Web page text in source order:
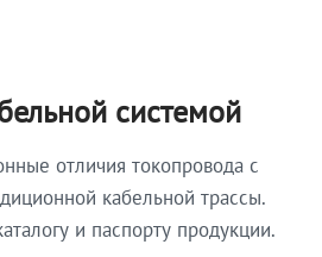
системой
отличия токопровода с
кабельной трассы.
и паспорту продукции.